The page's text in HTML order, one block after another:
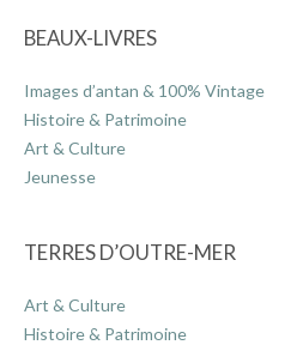
BEAUX-LIVRES
Images d’antan & 100% Vintage
Histoire & Patrimoine
Art & Culture
Jeunesse
TERRES D’OUTRE-MER
Art & Culture
Histoire & Patrimoine